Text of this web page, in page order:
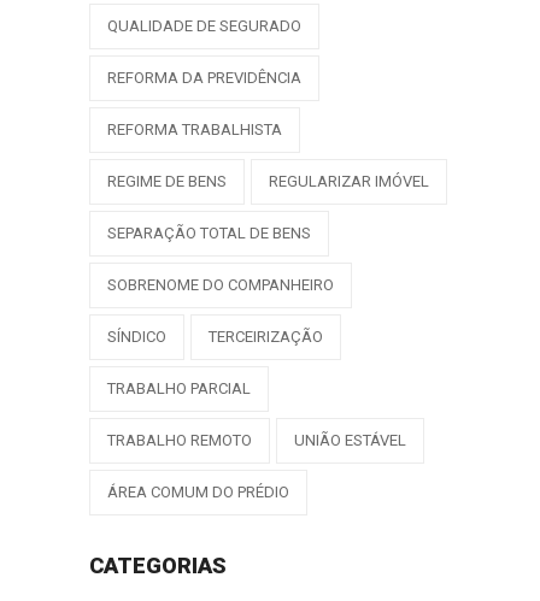
QUALIDADE DE SEGURADO
REFORMA DA PREVIDÊNCIA
REFORMA TRABALHISTA
REGIME DE BENS REGULARIZAR IMÓVEL
SEPARAÇÃO TOTAL DE BENS
SOBRENOME DO COMPANHEIRO
SÍNDICO TERCEIRIZAÇÃO
TRABALHO PARCIAL
TRABALHO REMOTO UNIÃO ESTÁVEL
ÁREA COMUM DO PRÉDIO
CATEGORIAS